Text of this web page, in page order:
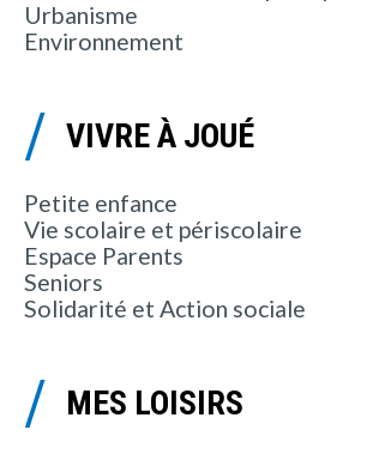
Urbanisme
Environnement
VIVRE À JOUÉ
Petite enfance
Vie scolaire et périscolaire
Espace Parents
Seniors
Solidarité et Action sociale
MES LOISIRS